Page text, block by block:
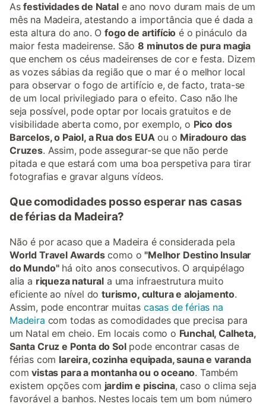
Asfestividades de Natale ano novo duram mais de um
mês na Madeira, atestando a importância que é dada a
esta altura do ano. Ofogo de artifício é o pináculo da
maior festa madeirense. São8 minutos de pura magia
que enchem os céus madeirenses de cor e festa. Dizem
as vozes sábias da região que o mar é o melhor local
para observar o fogo de artifício e, de facto, trata-se
de um local privilegiado para o efeito. Caso não lhe
seja possível, pode optar por locais gratuitos e de
visibilidade aberta como, por exemplo, o Pico dos
Barcelos, o Paiol, a Rua dos EUAou o Miradouro das
Cruzes. Assim, pode assegurar-se que não perde
pitada e que estará com uma boa perspetiva para tirar
fotografias e gravar alguns vídeos.
Que comodidades posso esperar nas casas
de férias da Madeira?
Não é por acaso que a Madeira é considerada pela
World Travel Awardscomo o"Melhor Destino Insular
do Mundo"há oito anos consecutivos. O arquipélago
alia a riqueza natural a uma infraestrutura muito
eficiente ao nível doturismo, cultura e alojamento.
Assim, pode encontrar muitas casas de férias na
Madeira com todas as comodidades que precisa para
um Natal em cheio. Em locais como o Funchal, Calheta,
Santa Cruz e Ponta do Solpode encontrar casas de
férias com lareira, cozinha equipada, sauna e varanda
comvistas para a montanha ou o oceano. Também
existem opções com jardim e piscina, caso o clima seja
favorável a banhos. Nestes locais tem um bom número